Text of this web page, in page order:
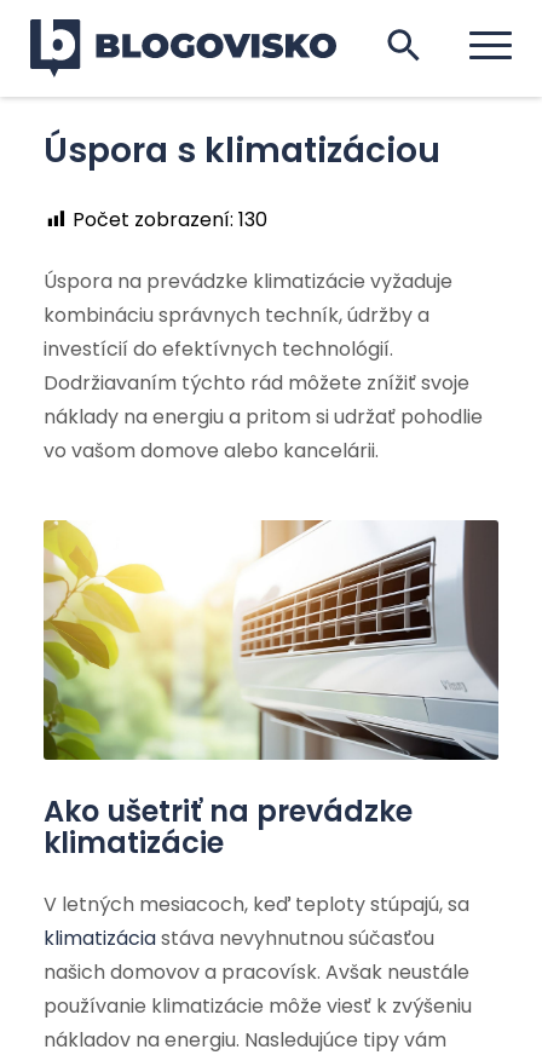
Úspora s klimatizáciou
Počet zobrazení: 130
Úspora na prevádzke klimatizácie vyžaduje
kombináciu správnych techník, údržby a
investícií do efektívnych technológií.
Dodržiavaním týchto rád môžete znížiť svoje
náklady na energiu a pritom si udržať pohodlie
vo vašom domove alebo kancelárii.
Ako ušetriť na prevádzke
klimatizácie
V letných mesiacoch, keď teploty stúpajú, sa
klimatizáciastáva nevyhnutnou súčasťou
našich domovov a pracovísk. Avšak neustále
používanie klimatizácie môže viesť k zvýšeniu
nákladov na energiu. Nasledujúce tipy vám